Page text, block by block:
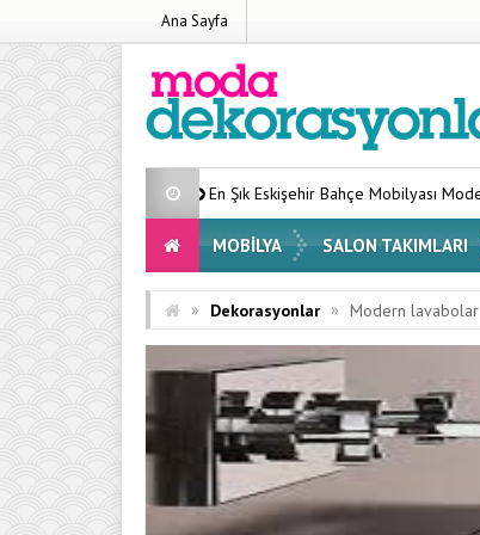
Ana Sayfa
En Şık Eskişehir Bahçe Mobilyası Modelleri Listesi 2026
MOBILYA SALON TAKIMLARI
» Dekorasyonlar » Modern lavabolar